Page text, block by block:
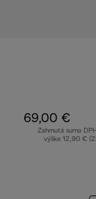
69,00 €
Zahrnutá suma
výške 12,90 €